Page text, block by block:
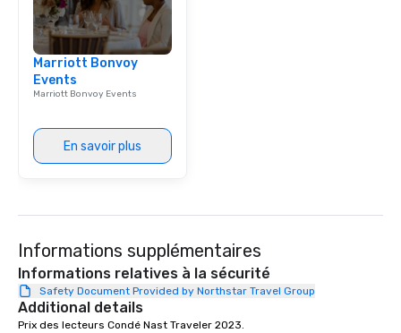
Marriott Bonvoy
Events
Marriott Bonvoy Events
En savoir plus
Informations supplémentaires
Informations relatives à la sécurité
Safety Document Provided by Northstar Travel Group
Additional details
Prix des lecteurs Condé Nast Traveler 2023.